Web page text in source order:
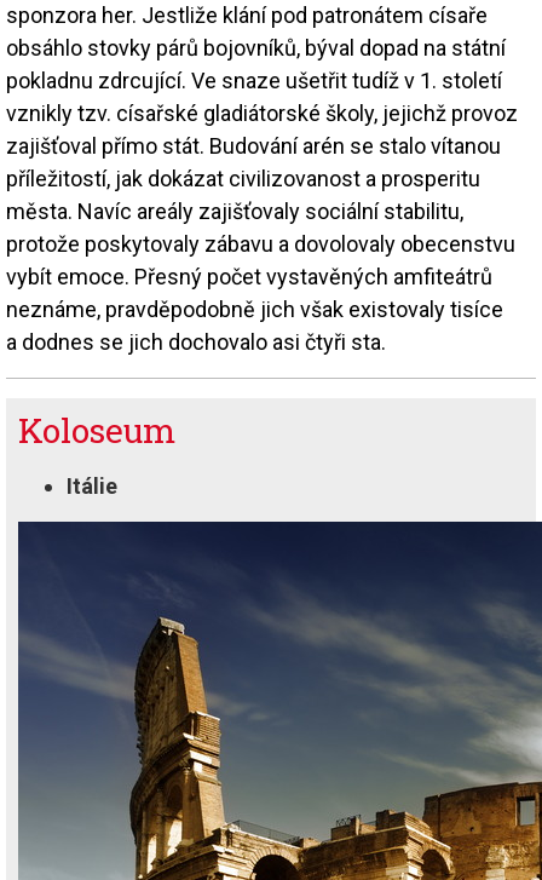
sponzora her. Jestliže klání pod patronátem císaře
obsáhlo stovky párů bojovníků, býval dopad na státní
pokladnu zdrcující. Ve snaze ušetřit tudíž v 1. století
vznikly tzv. císařské gladiátorské školy, jejichž provoz
zajišťoval přímo stát. Budování arén se stalo vítanou
příležitostí, jak dokázat civilizovanost a prosperitu
města. Navíc areály zajišťovaly sociální stabilitu,
protože poskytovaly zábavu a dovolovaly obecenstvu
vybít emoce. Přesný počet vystavěných amfiteátrů
neznáme, pravděpodobně jich však existovaly tisíce
a dodnes se jich dochovalo asi čtyři sta.
Koloseum
Itálie